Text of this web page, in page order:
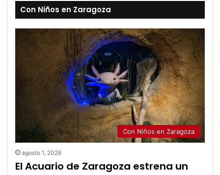
Con Niños en Zaragoza
Con Niños en Zaragoza
agosto 1, 2026
El Acuario de Zaragoza estrena un